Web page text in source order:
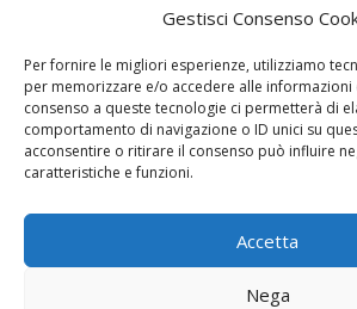
Gestisci Consenso
Per fornire le migliori esperienze, utilizziamo
per memorizzare e/o accedere alle
consenso a queste tecnologie ci permetterà di
comportamento di navigazione o ID unici su
acconsentire o ritirare il consenso può influire
caratteristiche e funzioni.
Accetta
Nega
Vaccini